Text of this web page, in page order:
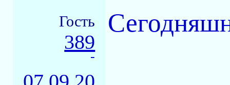
Гость
389
-